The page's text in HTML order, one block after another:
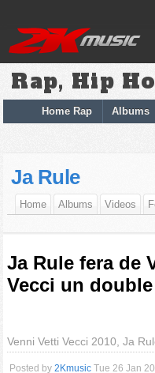
Rap, Hip
Home Rap Albums
Ja Rule
Home Albums Videos
Ja Rule fera de
Vecci un
Venni Vetti Vecci 2010, Ja
Posted by2Kmusic Tue 26 Jan